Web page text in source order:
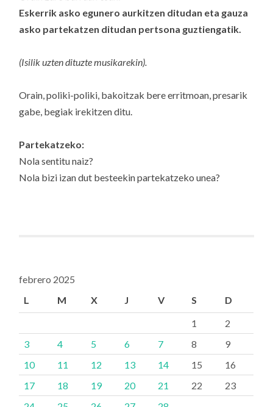
Eskerrik asko egunero aurkitzen ditudan eta gauza
asko partekatzen ditudan pertsona guztiengatik.
(Isilik uzten dituzte musikarekin).
Orain, poliki-poliki, bakoitzak bere erritmoan, presarik
gabe, begiak irekitzen ditu.
Partekatzeko:
Nola sentitu naiz?
Nola bizi izan dut besteekin partekatzeko unea?
febrero 2025
L
M X J V S
D
1
2
3
4 5 6 7 8
9
10
11 12 13 14 15
16
17
18 19 20 21 22
23